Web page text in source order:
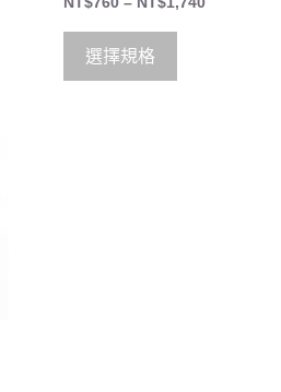
out of 5
選擇規格